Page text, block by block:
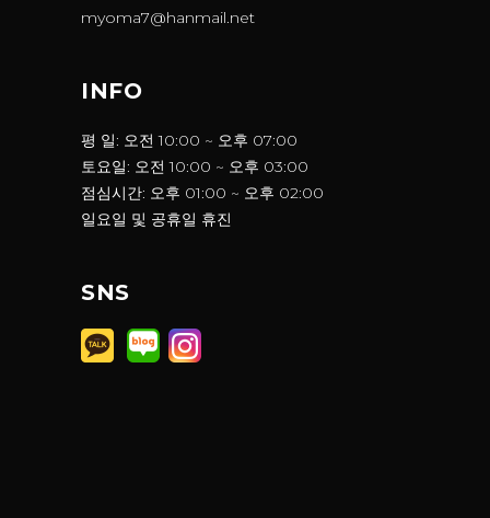
myoma7@hanmail.net
INFO
평 일: 오전 10:00 ~ 오후 07:00
토요일: 오전 10:00 ~ 오후 03:00
점심시간: 오후 01:00 ~ 오후 02:00
일요일 및 공휴일 휴진
SNS